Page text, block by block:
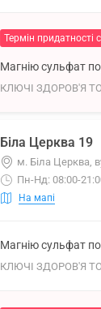
Термін придатності
Магнію сульфат
КЛЮЧІ ЗДОРОВ'Я
Біла Церква 19
м. Біла Церква,
Пн-Нд: 08:00-
На мапі
Магнію сульфат
КЛЮЧІ ЗДОРОВ'Я